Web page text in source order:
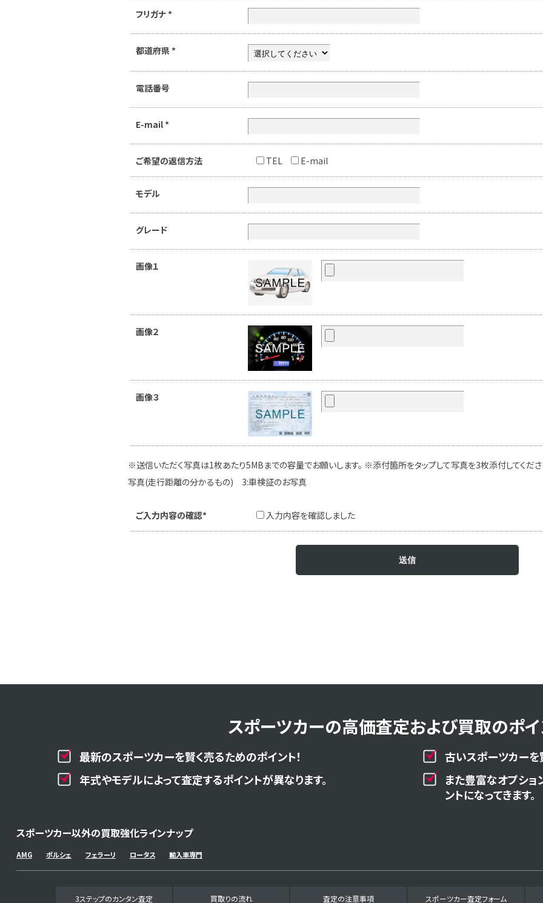
フリガナ *
都道府県 *
電話番号
E-mail *
ご希望の返信方法 TEL E-mail
モデル
グレード
画像１
画像２
画像３
※送信いただく写真は1枚あたり5MBまでの容量でお願いします。 ※添付箇所をタップして写真を3枚添付してくだ
写真(走行距離の分かるもの) 3:車検証のお写真
ご入力内容の確認* 入力内容を確認しました
スポーツカーの高価査定および買取のポイ
最新のスポーツカーを賢く売るためのポイント！
古いスポーツカーを
年式やモデルによって査定するポイントが異なります。
また豊富なオプシ
ントになってきます。
スポーツカー以外の買取強化ラインナップ
AMG ポルシェ フェラーリ ロータス 輸入車専門
3ステップのカンタン査定 買取りの流れ 査定の注意事項 スポーツカー査定フォーム